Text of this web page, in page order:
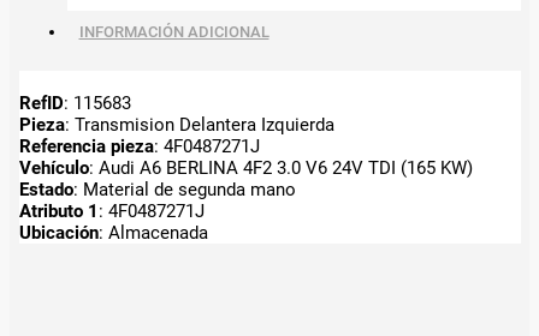
INFORMACIÓN ADICIONAL
RefID: 115683
Pieza: Transmision Delantera Izquierda
Referencia pieza: 4F0487271J
Vehículo: Audi A6 BERLINA 4F2 3.0 V6 24V TDI (165 KW)
Estado: Material de segunda mano
Atributo 1 : 4F0487271J
Ubicación: Almacenada